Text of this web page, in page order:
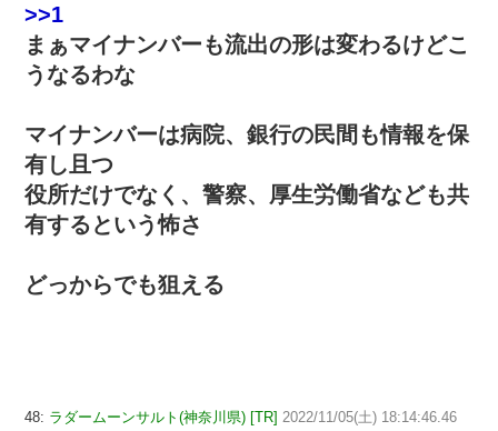
>>1
まぁマイナンバーも流出の形は変わるけどこ
うなるわな
マイナンバーは病院、銀行の民間も情報を保
有し且つ
役所だけでなく、警察、厚生労働省なども共
有するという怖さ
どっからでも狙える
48: ラダームーンサルト(神奈川県) [TR] 2022/11/05(土) 18:14:46.46